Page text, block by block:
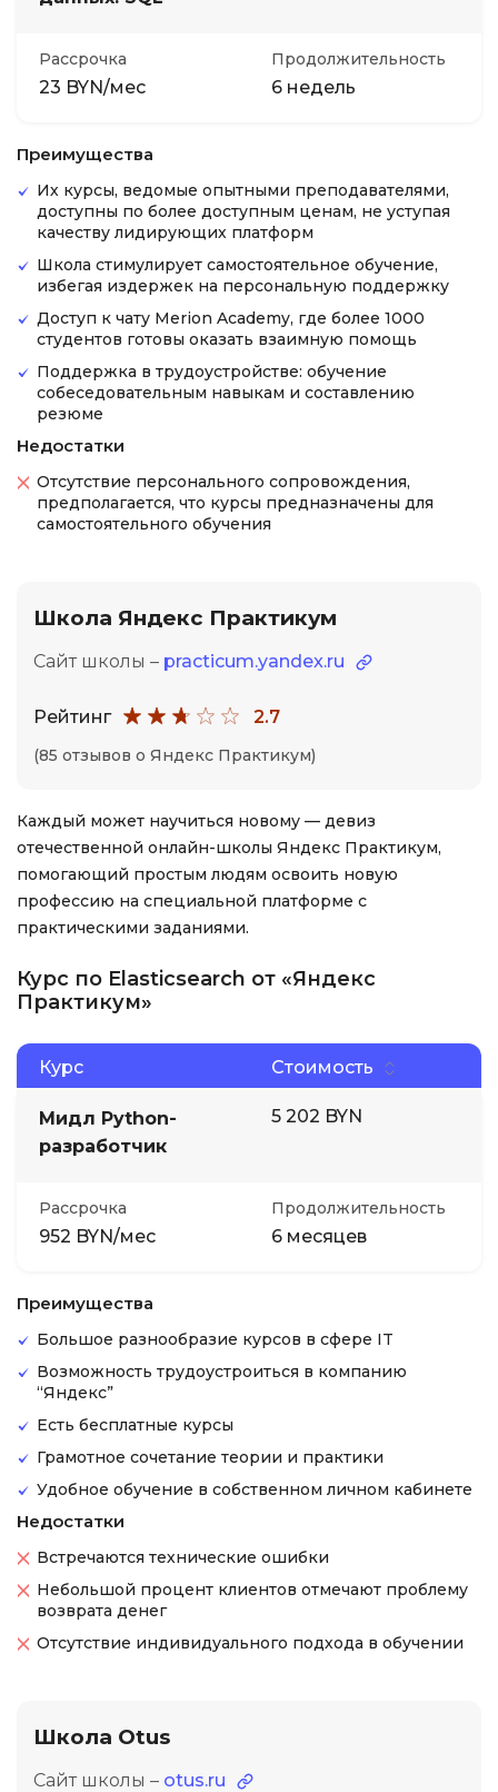
Рассрочка
23 BYN/мес
Продолжительность
6 недель
Преимущества
Их курсы, ведомые опытными преподавателями,
доступны по более доступным ценам, не уступая
качеству лидирующих платформ
Школа стимулирует самостоятельное обучение,
избегая издержек на персональную поддержку
Доступ к чату Merion Academy, где более 1000
студентов готовы оказать взаимную помощь
Поддержка в трудоустройстве: обучение
собеседовательным навыкам и составлению
резюме
Недостатки
Отсутствие персонального сопровождения,
предполагается, что курсы предназначены для
самостоятельного обучения
Школа Яндекс Практикум
Сайт школы – practicum.yandex.ru
Рейтинг 2.7
(85 отзывов о Яндекс Практикум)
Каждый может научиться новому — девиз
отечественной онлайн-школы Яндекс Практикум,
помогающий простым людям освоить новую
профессию на специальной платформе с
практическими заданиями.
Курс по Elasticsearch от «Яндекс
Практикум»
Курс Стоимость
Мидл Python-
разработчик
5 202 BYN
Рассрочка
952 BYN/мес
Продолжительность
6 месяцев
Преимущества
Большое разнообразие курсов в сфере IT
Возможность трудоустроиться в компанию
“Яндекс”
Есть бесплатные курсы
Грамотное сочетание теории и практики
Удобное обучение в собственном личном кабинете
Недостатки
Встречаются технические ошибки
Небольшой процент клиентов отмечают проблему
возврата денег
Отсутствие индивидуального подхода в обучении
Школа Otus
Сайт школы – otus.ru